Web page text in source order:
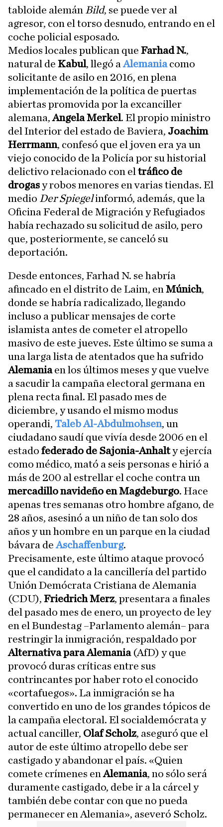
tabloide alemán Bild, se puede ver al
agresor, con el torso desnudo, entrando en el
coche policial esposado.
Medios locales publican que Farhad N.,
natural de Kabul, llegó aAlemaniacomo
solicitante de asilo en 2016, en plena
implementación de la política de puertas
abiertas promovida por la excanciller
alemana,Angela Merkel. El propio ministro
del Interior del estado de Baviera, Joachim
Herrmann, confesó que el joven era ya un
viejo conocido de la Policía por su historial
delictivo relacionado con el tráfico de
drogasy robos menores en varias tiendas. El
medio Der Spiegelinformó, además, que la
Oficina Federal de Migración y Refugiados
había rechazado su solicitud de asilo, pero
que, posteriormente, se canceló su
deportación.
Desde entonces, Farhad N. se habría
afincado en el distrito de Laim, en Múnich,
donde se habría radicalizado, llegando
incluso a publicar mensajes de corte
islamista antes de cometer el atropello
masivo de este jueves. Este último se suma a
una larga lista de atentados que ha sufrido
Alemaniaen los últimos meses y que vuelve
a sacudir la campaña electoral germana en
plena recta final. El pasado mes de
diciembre, y usando el mismo modus
operandi, Taleb Al-Abdulmohsen, un
ciudadano saudí que vivía desde 2006 en el
estado federado de Sajonia-Anhalty ejercía
como médico, mató a seis personas e hirió a
más de 200 al estrellar el coche contra un
mercadillo navideño en Magdeburgo. Hace
apenas tres semanas otro hombre afgano, de
28 años, asesinó a un niño de tan solo dos
años y un hombre en un parque en la ciudad
bávara deAschaffenburg.
Precisamente, este último ataque provocó
que el candidato a la cancillería del partido
Unión Demócrata Cristiana de Alemania
(CDU), Friedrich Merz, presentara a finales
del pasado mes de enero, un proyecto de ley
en el Bundestag –Parlamento alemán– para
restringir la inmigración, respaldado por
Alternativa para Alemania (AfD) y que
provocó duras críticas entre sus
contrincantes por haber roto el conocido
«cortafuegos». La inmigración se ha
convertido en uno de los grandes tópicos de
la campaña electoral. El socialdemócrata y
actual canciller, Olaf Scholz, aseguró que el
autor de este último atropello debe ser
castigado y abandonar el país. «Quien
comete crímenes enAlemania, no sólo será
duramente castigado, debe ir a la cárcel y
también debe contar con que no pueda
permanecer en Alemania», aseveró Scholz.